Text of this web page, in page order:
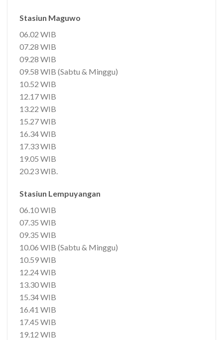
Stasiun Maguwo
06.02 WIB
07.28 WIB
09.28 WIB
09.58 WIB (Sabtu & Minggu)
10.52 WIB
12.17 WIB
13.22 WIB
15.27 WIB
16.34 WIB
17.33 WIB
19.05 WIB
20.23 WIB.
Stasiun Lempuyangan
06.10 WIB
07.35 WIB
09.35 WIB
10.06 WIB (Sabtu & Minggu)
10.59 WIB
12.24 WIB
13.30 WIB
15.34 WIB
16.41 WIB
17.45 WIB
19.12 WIB